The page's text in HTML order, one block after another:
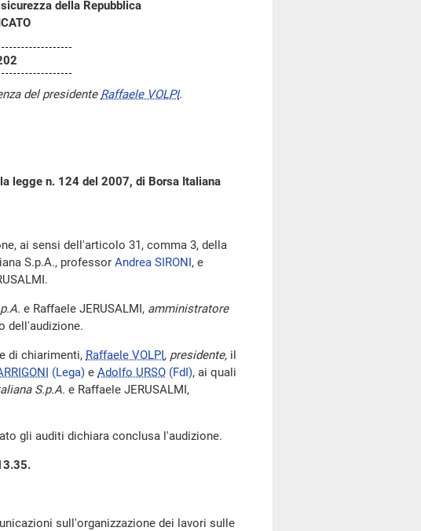
della Repubblica
del presidente Raffaele VOLPI.
legge n. 124 del 2007, di Borsa Italiana
ai sensi dell'articolo 31, comma 3, della
S.p.A., professor Andrea SIRONI, e
e Raffaele JERUSALMI, amministratore
dell'audizione.
di chiarimenti, Raffaele VOLPI, presidente, il
(Lega) e Adolfo URSO (FdI), ai quali
S.p.A. e Raffaele JERUSALMI,
gli auditi dichiara conclusa l'audizione.
sull'organizzazione dei lavori sulle